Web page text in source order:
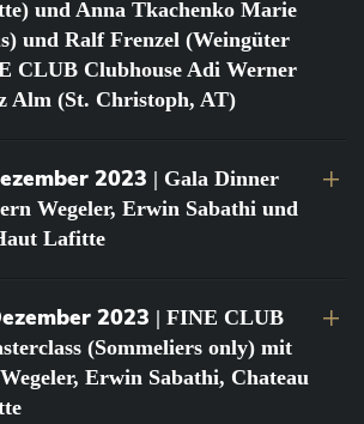
und Anna Tkachenko Marie
und Ralf Frenzel (Weingüter
CLUB Clubhouse Adi Werner
Alm (St. Christoph, AT)
2023 | Gala Dinner
Wegeler, Erwin Sabathi und
Lafitte
2023 | FINE CLUB
(Sommeliers only) mit
Erwin Sabathi, Chateau